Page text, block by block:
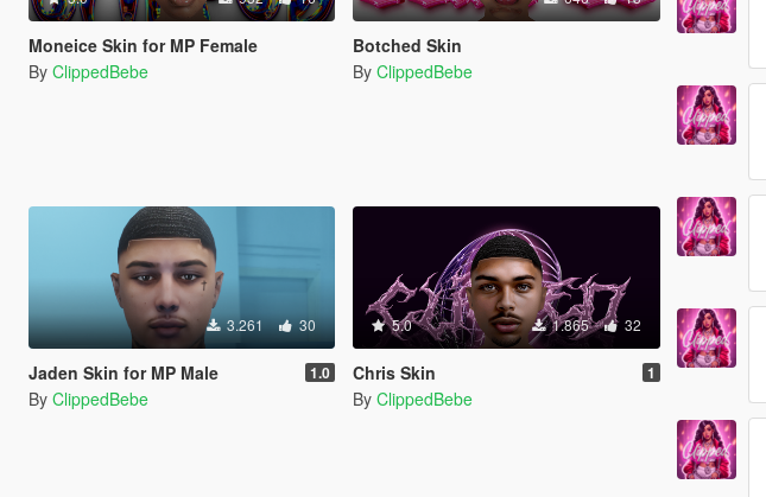
Moneice Skin for MP Female
By ClippedBebe
Botched Skin
By ClippedBebe
3.261 30
Jaden Skin for MP Male 1.0
By ClippedBebe
5.0 1.865 32
Chris Skin 1
By ClippedBebe